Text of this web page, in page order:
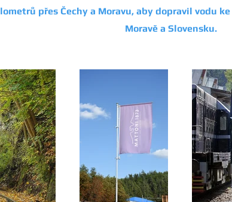
přes Čechy a Moravu, aby dopravil vodu
Moravě a Slovensku.